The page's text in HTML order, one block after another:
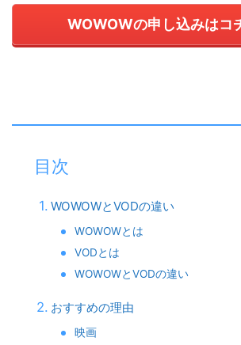
WOWOWの申し込みはコ
目次
WOWOWとVODの違い
WOWOWとは
VODとは
WOWOWとVODの違い
おすすめの理由
映画